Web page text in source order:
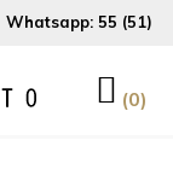
Whatsapp: 55 (51)
0